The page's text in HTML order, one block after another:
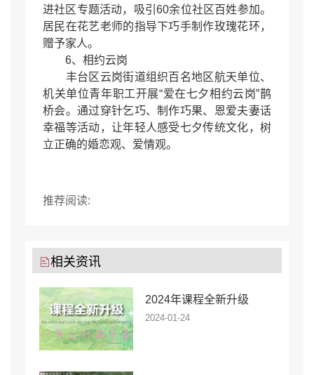
进社区专题活动，吸引60余位社区百姓参加。
居民在花艺老师的指导下巧手制作玫瑰花环，
赠予家人。
6、相约云岗
丰台区云岗街道组织百名地区航天单位、
机关单位青年职工开展“爱在七夕相约云岗”鹊
桥会。通过穿针乞巧、制作巧果、恩爱夫妻话
幸福等活动，让年轻人感受七夕传统文化，树
立正确的婚恋观、爱情观。
推荐阅读:
相关资讯
2024年课程全新升级
2024-01-24